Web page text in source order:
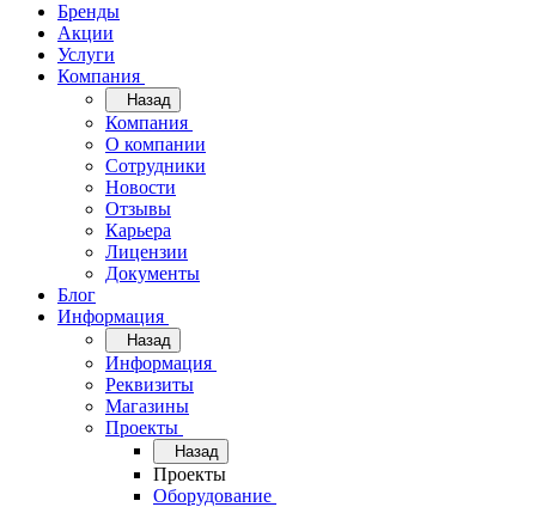
Бренды
Акции
Услуги
Компания
Назад
Компания
О компании
Сотрудники
Новости
Отзывы
Карьера
Лицензии
Документы
Блог
Информация
Назад
Информация
Реквизиты
Магазины
Проекты
Назад
Проекты
Оборудование